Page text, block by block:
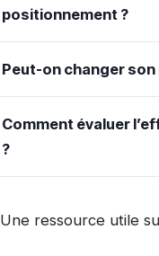
positionnement ?
Peut-on changer
Comment évaluer
?
Une ressource utile